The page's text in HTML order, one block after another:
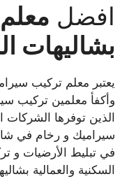
افضل
بشاليهات
يعتبر معلم تركيب
وأكفأ معلمين تركيب
الذين توفرها
سيراميك و رخام في
في تبليط الأرضيات و
السكنية والعمالية